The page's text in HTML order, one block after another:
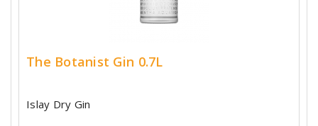
The Botanist Gin 0.7L
Islay Dry Gin